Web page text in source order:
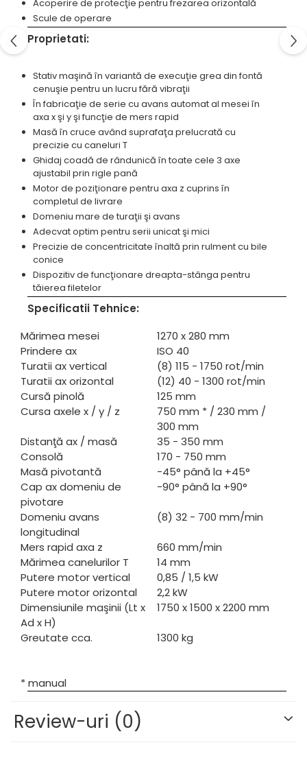
Standuri pentru strunguri metal
Unelte striere
Acoperire de protecţie pentru frezarea orizontală
Scule de operare
Proprietati:
Stativ maşină în variantă de execuţie grea din fontă
cenuşie pentru un lucru fără vibraţii
În fabricaţie de serie cu avans automat al mesei în
axa x şi y şi funcţie de mers rapid
Masă în cruce având suprafaţa prelucrată cu
precizie cu caneluri T
Ghidaj coadă de rândunică în toate cele 3 axe
ajustabil prin rigle pană
Motor de poziţionare pentru axa z cuprins în
completul de livrare
Domeniu mare de turaţii şi avans
Adecvat optim pentru serii unicat şi mici
Precizie de concentricitate înaltă prin rulment cu bile
conice
Dispozitiv de funcţionare dreapta-stânga pentru
tăierea filetelor
Specificatii Tehnice:
Mărimea mesei
1270 x 280 mm
Prindere ax
ISO 40
Turatii ax vertical
(8) 115 - 1750 rot/min
Turatii ax orizontal
(12) 40 - 1300 rot/min
Cursă pinolă
125 mm
Cursa axele x / y / z
750 mm * / 230 mm /
300 mm
Distanţă ax / masă
35 - 350 mm
Consolă
170 - 750 mm
Masă pivotantă
-45° până la +45°
Cap ax domeniu de
pivotare
-90° până la +90°
Domeniu avans
longitudinal
(8) 32 - 700 mm/min
Mers rapid axa z
660 mm/min
Mărimea canelurilor T
14 mm
Putere motor vertical
0,85 / 1,5 kW
Putere motor orizontal
2,2 kW
Dimensiunile maşinii (Lt x
Ad x H)
1750 x 1500 x 2200 mm
Greutate cca. 1300 kg
* manual
Review-uri (0)